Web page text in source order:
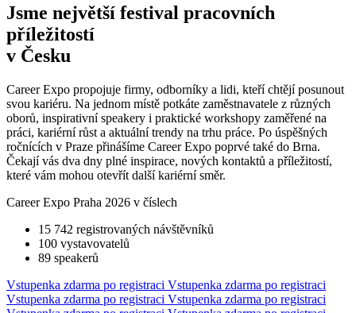
Jsme největší festival pracovních
příležitostí
v Česku
Career Expo propojuje firmy, odborníky a lidi, kteří chtějí posunout
svou kariéru. Na jednom místě potkáte zaměstnavatele z různých
oborů, inspirativní speakery i praktické workshopy zaměřené na
práci, kariérní růst a aktuální trendy na trhu práce. Po úspěšných
ročnících v Praze přinášíme Career Expo poprvé také do Brna.
Čekají vás dva dny plné inspirace, nových kontaktů a příležitostí,
které vám mohou otevřít další kariérní směr.
Career Expo Praha 2026 v číslech
15 742 registrovaných návštěvníků
100 vystavovatelů
89 speakerů
Vstupenka zdarma po registraci Vstupenka zdarma po registraci
Vstupenka zdarma po registraci Vstupenka zdarma po registraci